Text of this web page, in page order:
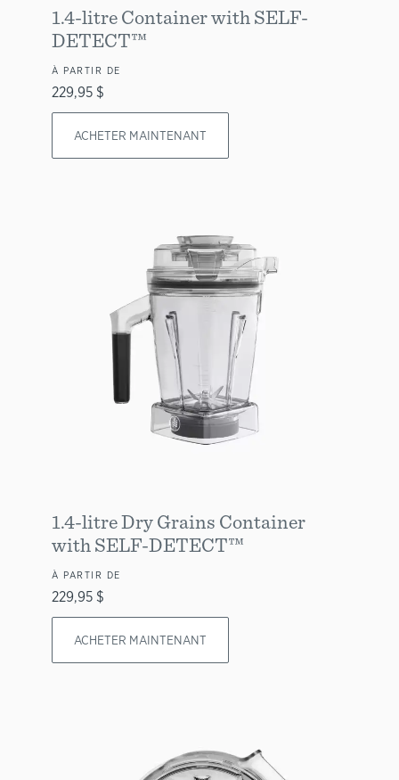
1.4-litre Container with SELF-
DETECT™
À PARTIR DE
229,95 $
ACHETER MAINTENANT
1.4-litre Dry Grains Container
with SELF-DETECT™
À PARTIR DE
229,95 $
ACHETER MAINTENANT